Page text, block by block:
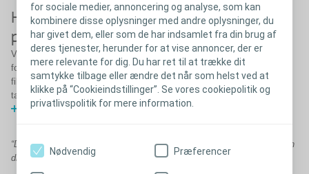
for sociale medier, annoncering og analyse, som kan
kombinere disse oplysninger med andre oplysninger, du
har givet dem, eller som de har indsamlet fra din brug af
deres tjenester, herunder for at vise annoncer, der er
mere relevante for dig. Du har ret til at trække dit
samtykke tilbage eller ændre det når som helst ved at
klikke på “Cookieindstillinger”. Se vores cookiepolitik og
privatlivspolitik for mere information.
Nødvendig Præferencer
Hvordan Biatain Fiber hjælper i klinisk
praksis
Vi har talt med tre sygeplejersker fra Spanien, Italien og Storbritannien
for at forstå deres udfordringer med standard geldannende
fiberbandager og deres erfaring med Biatain Fiber. Se dem dele deres
tanker i nedenstående video.
Vis video
“Da jeg fjernede bandagen, var fibrene intakte og gennemvædede, men
dryppede ikke, og huden omkring læsionen var ubeskadiget”.